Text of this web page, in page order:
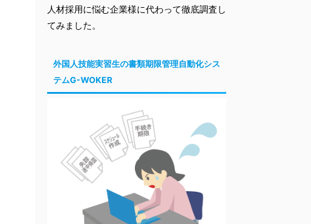
人材採用に悩む企業様に代わって徹底調査し
てみました。
外国人技能実習生の書類期限管理自動化シス
テムG-WOKER